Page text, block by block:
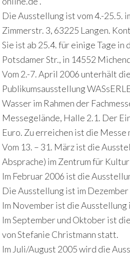
Die Ausstellung ist vom 4.-25.5.
Zimmerstr. 3, 63225 Langen.
Sie ist ab 25.4. für einige Tage
Potsdamer Str., in 14552
Vom 2.-7. April 2006 unterhält
Publikumsausstellung
Wasser im Rahmen der
Messegelände, Halle 2.1. Der
Euro. Zu erreichen ist die Messe
Vom 13. – 31. März ist die
Absprache) im Zentrum für
Im Februar 2006 ist die
Die Ausstellung ist im
Im November ist die
Im September und Oktober ist
von Stefanie Christmann statt.
Im Juli/August 2005 wird die